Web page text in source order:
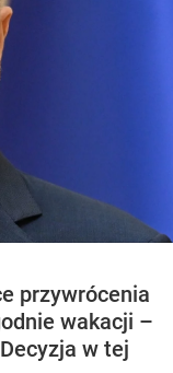
przywrócenia
wakacji –
w tej